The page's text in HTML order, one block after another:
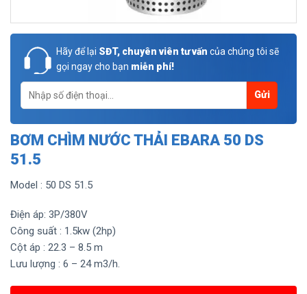
Hãy để lại SĐT, chuyên viên tư vấn của chúng tôi sẽ
gọi ngay cho bạn miễn phí!
BƠM CHÌM NƯỚC THẢI EBARA 50 DS
51.5
Model : 50 DS 51.5
Điện áp: 3P/380V
Công suất : 1.5kw (2hp)
Cột áp : 22.3 – 8.5 m
Lưu lượng : 6 – 24 m3/h.